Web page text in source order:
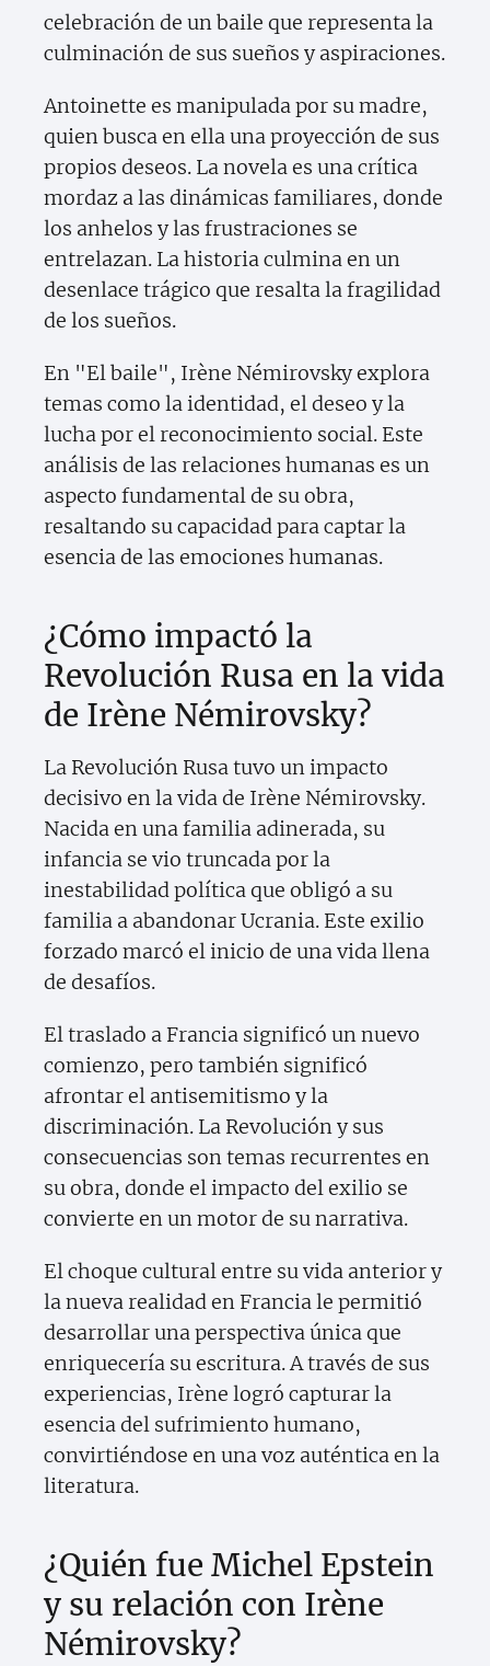
celebración de un baile que representa la
culminación de sus sueños y aspiraciones.
Antoinette es manipulada por su madre,
quien busca en ella una proyección de sus
propios deseos. La novela es una crítica
mordaz a las dinámicas familiares, donde
los anhelos y las frustraciones se
entrelazan. La historia culmina en un
desenlace trágico que resalta la fragilidad
de los sueños.
En "El baile", Irène Némirovsky explora
temas como la identidad, el deseo y la
lucha por el reconocimiento social. Este
análisis de las relaciones humanas es un
aspecto fundamental de su obra,
resaltando su capacidad para captar la
esencia de las emociones humanas.
¿Cómo impactó la
Revolución Rusa en la vida
de Irène Némirovsky?
La Revolución Rusa tuvo un impacto
decisivo en la vida de Irène Némirovsky.
Nacida en una familia adinerada, su
infancia se vio truncada por la
inestabilidad política que obligó a su
familia a abandonar Ucrania. Este exilio
forzado marcó el inicio de una vida llena
de desafíos.
El traslado a Francia significó un nuevo
comienzo, pero también significó
afrontar el antisemitismo y la
discriminación. La Revolución y sus
consecuencias son temas recurrentes en
su obra, donde el impacto del exilio se
convierte en un motor de su narrativa.
El choque cultural entre su vida anterior y
la nueva realidad en Francia le permitió
desarrollar una perspectiva única que
enriquecería su escritura. A través de sus
experiencias, Irène logró capturar la
esencia del sufrimiento humano,
convirtiéndose en una voz auténtica en la
literatura.
¿Quién fue Michel Epstein
y su relación con Irène
Némirovsky?